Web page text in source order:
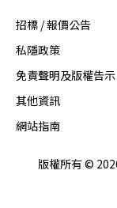
招標 / 報價公告
私隱政策
免責聲明及版權告示
其他資訊
網站指南
版權所有 ©